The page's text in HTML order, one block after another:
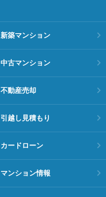
新築マンション
中古マンション
不動産売却
引越し見積もり
カードローン
マンション情報